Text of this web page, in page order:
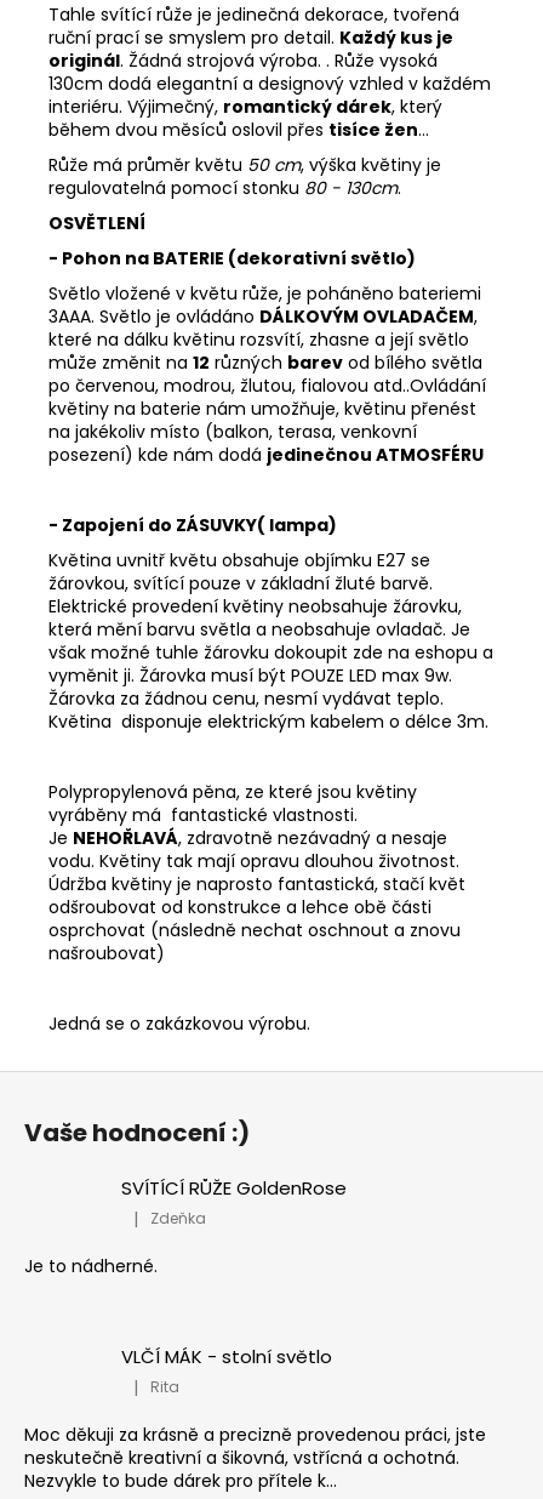
Tahle svítící růže je jedinečná dekorace, tvořená
ruční prací se smyslem pro detail. Každý kus je
originál. Žádná strojová výroba. . Růže vysoká
130cm dodá elegantní a designový vzhled v každém
interiéru. Výjimečný, romantický dárek, který
během dvou měsíců oslovil přes tisíce žen...
Růže má průměr květu 50 cm, výška květiny je
regulovatelná pomocí stonku 80 - 130cm.
OSVĚTLENÍ
- Pohon na BATERIE (dekorativní světlo)
Světlo vložené v květu růže, je poháněno bateriemi
3AAA. Světlo je ovládáno DÁLKOVÝM OVLADAČEM,
které na dálku květinu rozsvítí, zhasne a její světlo
může změnit na 12 různých barev od bílého světla
po červenou, modrou, žlutou, fialovou atd..Ovládání
květiny na baterie nám umožňuje, květinu přenést
na jakékoliv místo (balkon, terasa, venkovní
posezení) kde nám dodá jedinečnou ATMOSFÉRU
- Zapojení do ZÁSUVKY( lampa)
Květina uvnitř květu obsahuje objímku E27 se
žárovkou, svítící pouze v základní žluté barvě.
Elektrické provedení květiny neobsahuje žárovku,
která mění barvu světla a neobsahuje ovladač. Je
však možné tuhle žárovku dokoupit zde na eshopu a
vyměnit ji. Žárovka musí být POUZE LED max 9w.
Žárovka za žádnou cenu, nesmí vydávat teplo.
Květina disponuje elektrickým kabelem o délce 3m.
Polypropylenová pěna, ze které jsou květiny
vyráběny má fantastické vlastnosti.
Je NEHOŘLAVÁ, zdravotně nezávadný a nesaje
vodu. Květiny tak mají opravu dlouhou životnost.
Údržba květiny je naprosto fantastická, stačí květ
odšroubovat od konstrukce a lehce obě části
osprchovat (následně nechat oschnout a znovu
našroubovat)
Jedná se o zakázkovou výrobu.
Z
Vaše hodnocení :)
SVÍTÍCÍ RŮŽE GoldenRose
Hodnocení produktu je 5 z 5 hvězdiček.
| Zdeňka
Je to nádherné.
VLČÍ MÁK - stolní světlo
Hodnocení produktu je 5 z 5 hvězdiček.
| Rita
Moc děkuji za krásně a precizně provedenou práci, jste
neskutečně kreativní a šikovná, vstřícná a ochotná.
Nezvykle to bude dárek pro přítele k...